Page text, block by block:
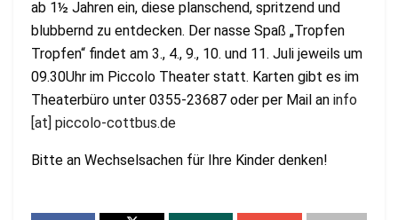
ab 1½ Jahren ein, diese planschend, spritzend und
blubbernd zu entdecken. Der nasse Spaß „Tropfen
Tropfen“ findet am 3., 4., 9., 10. und 11. Juli jeweils um
09.30Uhr im Piccolo Theater statt. Karten gibt es im
Theaterbüro unter 0355-23687 oder per Mail an info
[at] piccolo-cottbus.de
Bitte an Wechselsachen für Ihre Kinder denken!